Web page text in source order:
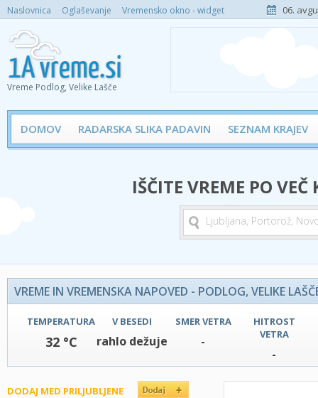
Naslovnica Oglaševanje Vremensko okno - widget 06.
Vreme Podlog, Velike Lašče
DOMOV RADARSKA SLIKA PADAVIN SEZNAM KRAJEV
IŠČITE VREME PO
VREME IN VREMENSKA NAPOVED - PODLOG, VELIKE
TEMPERATURA
32 °C
V BESEDI
rahlo dežuje
SMER VETRA
-
HITROST
VETRA
-
DODAJ MED PRILJUBLJENE